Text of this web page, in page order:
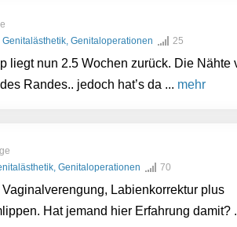
Genitalästhetik, Genitaloperationen 25
liegt nun 2.5 Wochen zurück. Die Nähte
Randes.. jedoch hat’s da ... mehr
Genitaloperationen 70
Labienkorrektur plus
Hat jemand hier Erfahrung damit?